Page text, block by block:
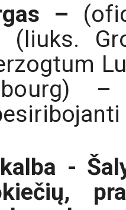
–
(liuks.
–
-